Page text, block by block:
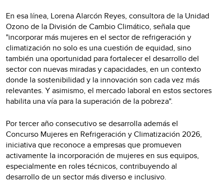
En esa línea, Lorena Alarcón Reyes, consultora de la Unidad
Ozono de la División de Cambio Climático, señala que
"incorporar más mujeres en el sector de refrigeración y
climatización no solo es una cuestión de equidad, sino
también una oportunidad para fortalecer el desarrollo del
sector con nuevas miradas y capacidades, en un contexto
donde la sostenibilidad y la innovación son cada vez más
relevantes. Y asimismo, el mercado laboral en estos sectores
habilita una vía para la superación de la pobreza".
Por tercer año consecutivo se desarrolla además el
Concurso Mujeres en Refrigeración y Climatización 2026,
iniciativa que reconoce a empresas que promueven
activamente la incorporación de mujeres en sus equipos,
especialmente en roles técnicos, contribuyendo al
desarrollo de un sector más diverso e inclusivo.